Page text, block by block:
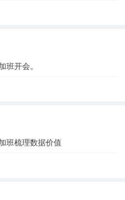
班开会。
班梳理数据价值